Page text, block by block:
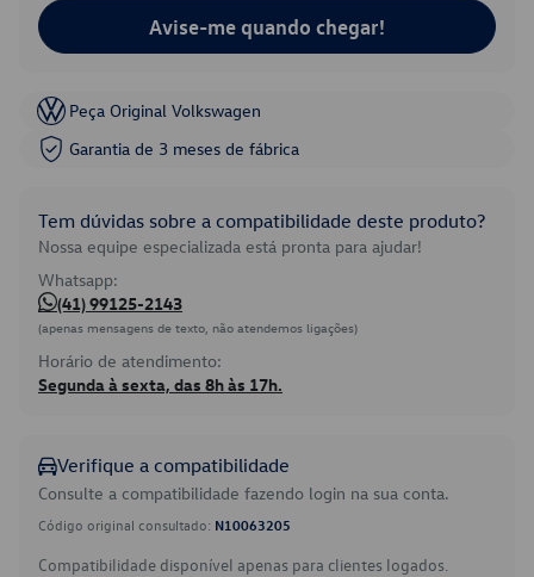
Avise-me quando chegar!
Peça Original Volkswagen
Garantia de 3 meses de fábrica
Tem dúvidas sobre a compatibilidade deste produto?
Nossa equipe especializada está pronta para ajudar!
Whatsapp:
(41) 99125-2143
(apenas mensagens de texto, não atendemos ligações)
Horário de atendimento:
Segunda à sexta, das 8h às 17h.
Verifique a compatibilidade
Consulte a compatibilidade fazendo login na sua conta.
Código original consultado: N10063205
Compatibilidade disponível apenas para clientes logados.